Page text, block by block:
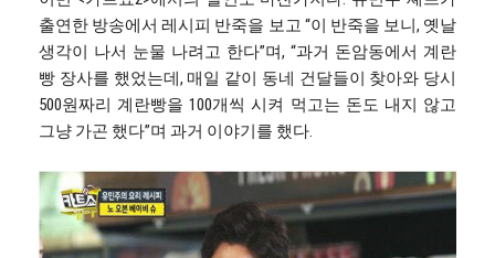
출연한 방송에서 레시피 반죽을 보고 “이 반죽을 보니, 옛날
생각이 나서 눈물 나려고 한다”며, “과거 돈암동에서 계란
빵 장사를 했었는데, 매일 같이 동네 건달들이 찾아와 당시
500원짜리 계란빵을 100개씩 시켜 먹고는 돈도 내지 않고
그냥 가곤 했다”며 과거 이야기를 했다.